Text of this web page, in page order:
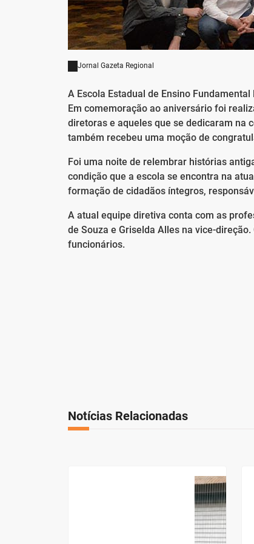
Jornal Gazeta Regional
A Escola Estadual de Ensino
Em comemoração ao aniversário foi
diretoras e aqueles que se dedicaram na
também recebeu uma moção de
Foi uma noite de relembrar histórias
condição que a escola se encontra na
formação de cidadãos íntegros,
A atual equipe diretiva conta com as
de Souza e Griselda Alles na vice-
funcionários.
Notícias Relacionadas